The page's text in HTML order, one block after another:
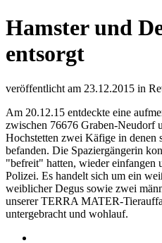
Hamster und
entsorgt
veröffentlicht am 23.12.2015 in
Am 20.12.15 entdeckte eine
zwischen 76676 Graben-Neudorf
Hochstetten zwei Käfige in denen
befanden. Die Spaziergängerin
"befreit" hatten, wieder einfangen
Polizei. Es handelt sich um ein
weiblicher Degus sowie zwei
unserer TERRA MATER-
untergebracht und wohlauf.